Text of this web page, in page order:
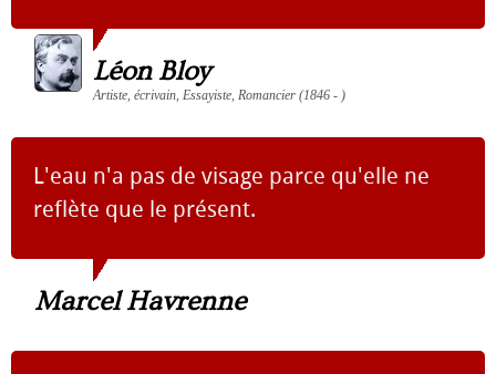
Léon Bloy
Artiste, écrivain, Essayiste, Romancier (1846 - )
L'eau n'a pas de visage parce qu'elle ne
reflète que le présent.
Marcel Havrenne